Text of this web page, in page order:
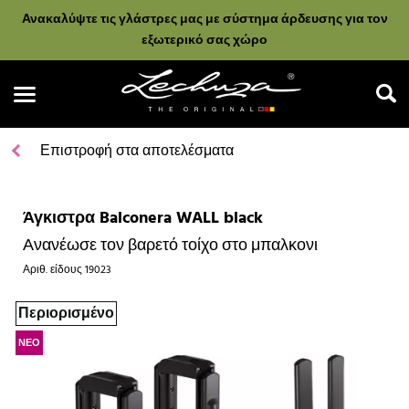
Ανακαλύψτε τις γλάστρες μας με σύστημα άρδευσης για τον
εξωτερικό σας χώρο
Αναζήτηση
Επιστροφή στα αποτελέσματα
Άγκιστρα Balconera WALL black
Ανανέωσε τον βαρετό τοίχο στο μπαλκονι
Αριθ. είδους19023
Περιορισμένο
ΝΕΟ